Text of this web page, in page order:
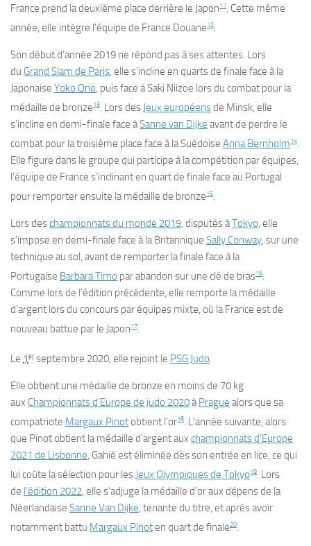
France prend la deuxième place derrière le Japon11. Cette même
année, elle intègre l’équipe de France Douane12.
Son début d’année 2019 ne répond pas à ses attentes. Lors
du Grand Slam de Paris, elle s’incline en quarts de finale face à la
Japonaise Yoko Ono, puis face à Saki Niizoe lors du combat pour la
médaille de bronze13. Lors des Jeux européensde Minsk, elle
s’incline en demi-finale face àSanne van Dijke avant de perdre le
combat pour la troisième place face à la Suédoise Anna Bernholm14.
Elle figure dans le groupe qui participe à la compétition par équipes,
l’équipe de France s’inclinant en quart de finale face au Portugal
pour remporter ensuite la médaille de bronze15.
Lors deschampionnats du monde 2019, disputés àTokyo, elle
s’impose en demi-finale face à la Britannique Sally Conway, sur une
technique au sol, avant de remporter la finale face à la
Portugaise Barbara Timo par abandon sur une clé de bras16.
Comme lors de l’édition précédente, elle remporte la médaille
d’argent lors du concours par équipes mixte, où la France est de
nouveau battue par le Japon17.
Le 1er septembre 2020, elle rejoint le PSG Judo.
Elle obtient une médaille de bronze en moins de 70 kg
aux Championnats d’Europe de judo 2020àPrague alors que sa
compatriote Margaux Pinotobtient l’or18. L’année suivante, alors
que Pinot obtient la médaille d’argent aux championnats d’Europe
2021 de Lisbonne, Gahié est éliminée dès son entrée en lice, ce qui
lui coûte la sélection pour les Jeux Olympiques de Tokyo19. Lors
de l’édition 2022, elle s’adjuge la médaille d’or aux dépens de la
Néerlandaise Sanne Van Dijke, tenante du titre, et après avoir
notamment battu Margaux Pinoten quart de finale20.